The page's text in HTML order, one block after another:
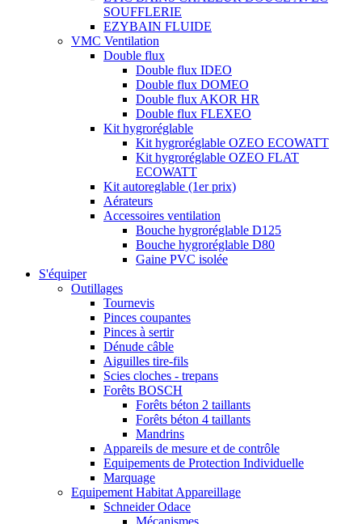
SOUFFLERIE
EZYBAIN FLUIDE
VMC Ventilation
Double flux
Double flux IDEO
Double flux DOMEO
Double flux AKOR HR
Double flux FLEXEO
Kit hygroréglable
Kit hygroréglable OZEO ECOWATT
Kit hygroréglable OZEO FLAT
ECOWATT
Kit autoreglable (1er prix)
Aérateurs
Accessoires ventilation
Bouche hygroréglable D125
Bouche hygroréglable D80
Gaine PVC isolée
S'équiper
Outillages
Tournevis
Pinces coupantes
Pinces à sertir
Dénude câble
Aiguilles tire-fils
Scies cloches - trepans
Forêts BOSCH
Forêts béton 2 taillants
Forêts béton 4 taillants
Mandrins
Appareils de mesure et de contrôle
Equipements de Protection Individuelle
Marquage
Equipement Habitat Appareillage
Schneider Odace